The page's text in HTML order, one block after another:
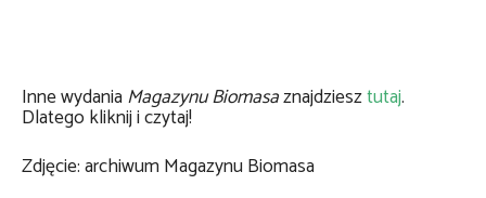
Inne wydaniaMagazynu Biomasaznajdziesztutaj.
Dlatego kliknij i czytaj!
Zdjęcie: archiwum Magazynu Biomasa